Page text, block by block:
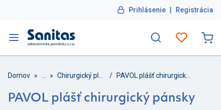
Prihlásenie | Registrácia
Domov » » /
PAVOL plášť chirurgický pánsky